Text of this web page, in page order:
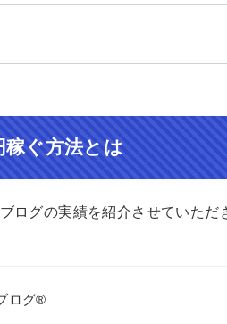
ぐ方法とは
ログの実績を紹介させていただ
ログ®︎